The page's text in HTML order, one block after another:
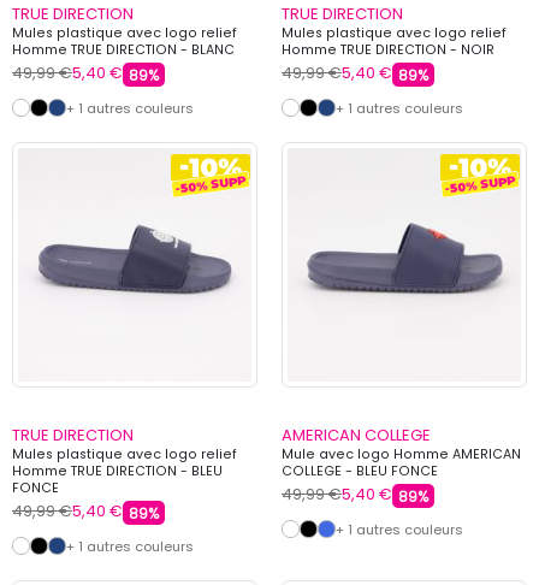
TRUE DIRECTION
Mules plastique avec logo relief
Homme TRUE DIRECTION - BLANC
49,99 €5,40 € 89%
+ 1 autres couleurs
TRUE DIRECTION
Mules plastique avec logo relief
Homme TRUE DIRECTION - NOIR
49,99 €5,40 € 89%
+ 1 autres couleurs
TRUE DIRECTION
Mules plastique avec logo relief
Homme TRUE DIRECTION - BLEU
FONCE
49,99 €5,40 € 89%
+ 1 autres couleurs
AMERICAN COLLEGE
Mule avec logo Homme AMERICAN
COLLEGE - BLEU FONCE
49,99 €5,40 € 89%
+ 1 autres couleurs